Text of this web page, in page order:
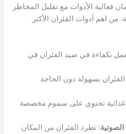
فعالية الأدوات مع تقليل المخاطر
من اهم أدوات الفئران الأكثر
بكفاءة في صيد الفئران في
بسهولة دون الحاجة
غذائية تحتوي على سموم مخصصة
: تطرد الفئران من المكان